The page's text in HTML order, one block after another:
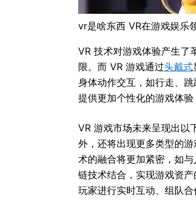
vr是啥东西 VR在游戏娱乐
VR 技术对游戏体验产生了
限。而 VR 游戏通过头戴式
身体动作交互，如行走、
提供更加个性化的游戏体
VR 游戏市场未来呈现出以
外，还将出现更多类型的
术的融合将更加紧密，如
链技术结合，实现游戏资
玩家进行实时互动、组队合